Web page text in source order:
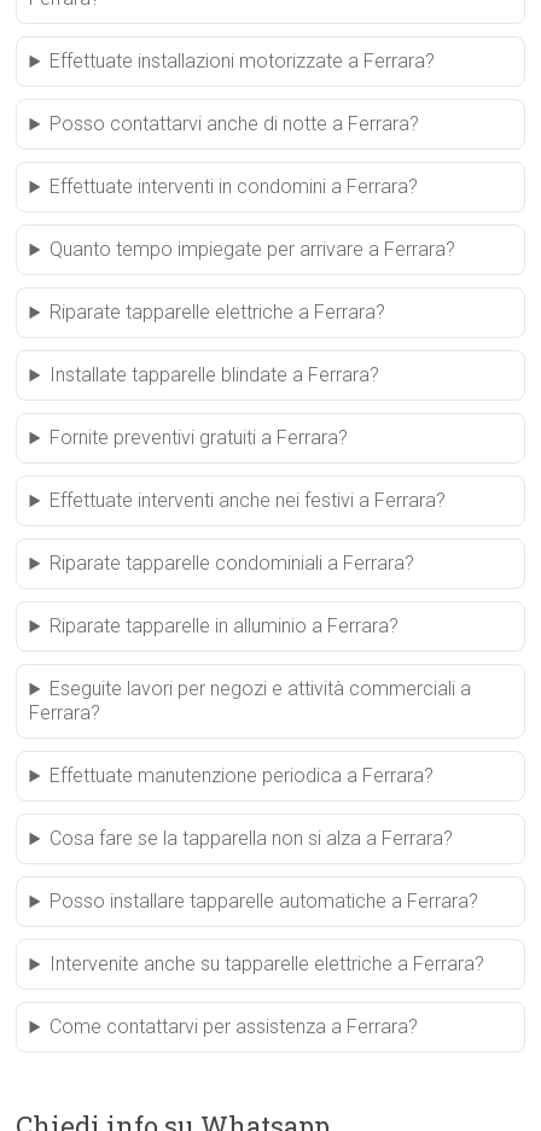
Effettuate installazioni motorizzate a Ferrara?
Posso contattarvi anche di notte a Ferrara?
Effettuate interventi in condomini a Ferrara?
Quanto tempo impiegate per arrivare a Ferrara?
Riparate tapparelle elettriche a Ferrara?
Installate tapparelle blindate a Ferrara?
Fornite preventivi gratuiti a Ferrara?
Effettuate interventi anche nei festivi a Ferrara?
Riparate tapparelle condominiali a Ferrara?
Riparate tapparelle in alluminio a Ferrara?
Eseguite lavori per negozi e attività commerciali a
Ferrara?
Effettuate manutenzione periodica a Ferrara?
Cosa fare se la tapparella non si alza a Ferrara?
Posso installare tapparelle automatiche a Ferrara?
Intervenite anche su tapparelle elettriche a Ferrara?
Come contattarvi per assistenza a Ferrara?